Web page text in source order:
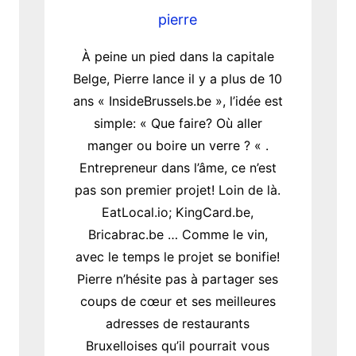
pierre
À peine un pied dans la capitale
Belge, Pierre lance il y a plus de 10
ans « InsideBrussels.be », l’idée est
simple: « Que faire? Où aller
manger ou boire un verre ? « .
Entrepreneur dans l’âme, ce n’est
pas son premier projet! Loin de là.
EatLocal.io; KingCard.be,
Bricabrac.be … Comme le vin,
avec le temps le projet se bonifie!
Pierre n’hésite pas à partager ses
coups de cœur et ses meilleures
adresses de restaurants
Bruxelloises qu’il pourrait vous